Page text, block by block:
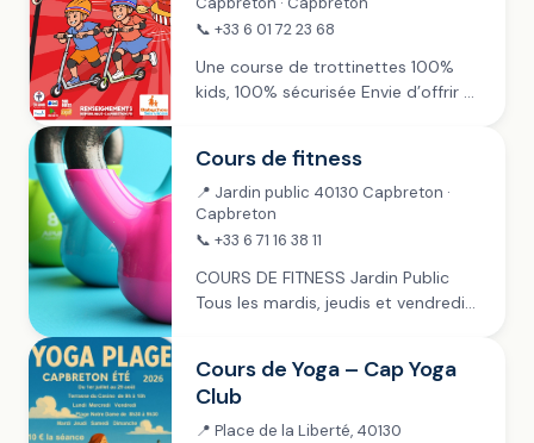
📞 +33 6 01 72 23 68
Une course de trottinettes 100%
kids, 100% sécurisée Envie d’offrir à
cœur de Capbreton ? Le challenge
Gérard Dumartin est une...
Cours de fitness
📍 Jardin public 40130 Capbreton ·
Capbreton
📞 +33 6 71 16 38 11
COURS DE FITNESS Jardin Public
Tous les mardis, jeudis et vendredis
~ vendredi Payant :...
Cours de Yoga – Cap Yoga
Club
📍 Place de la Liberté, 40130